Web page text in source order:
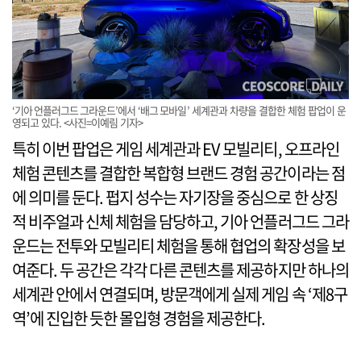
‘기아 언플러그드 그라운드’에서 ‘배그 모바일’ 세계관과 차량을 결합한 체험 팝업이 운
영되고 있다. <사진=이예림 기자>
특히 이번 팝업은 게임 세계관과 EV 모빌리티, 오프라인
체험 콘텐츠를 결합한 복합형 브랜드 경험 공간이라는 점
에 의미를 둔다. 펍지 성수는 자기장을 중심으로 한 상징
적 비주얼과 신체 체험을 담당하고, 기아 언플러그드 그라
운드는 전투와 모빌리티 체험을 통해 협업의 확장성을 보
여준다. 두 공간은 각각 다른 콘텐츠를 제공하지만 하나의
세계관 안에서 연결되며, 방문객에게 실제 게임 속 ‘제8구
역’에 진입한 듯한 몰입형 경험을 제공한다.